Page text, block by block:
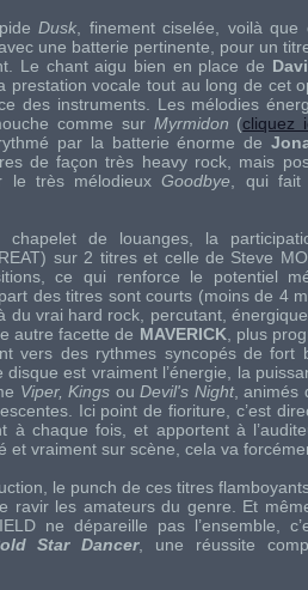
Dusk , finement ciselée, voilà
une batterie pertinente, pour un
Le chant aigu bien en place de
prestation vocale tout au long de cet
des instruments. Les mélodies
comme sur Myrmidon (cliquez
par la batterie énorme de
de façon très heavy rock , mais
le très mélodieuxGoodbye , qui
chapelet de louanges, la
) sur 2 titres et celle de Steve
ce qui renforce le potentiel
des titres sont courts (moins de 4
du vrai hard rock , percutant,
autre facette de MAVERICK , plus
vers des rythmes syncopés de fort
disque est vraiment l’énergie, la
Viper, Kings ouDevil's Night, animés
Ici point de fioriture, c’est
à chaque fois, et apportent à
et vraiment sur scène, cela va
le punch de ces titres
ravir les amateurs du genre. Et
ne dépareille pas l’ensemble,
Star Dancer, une réussite